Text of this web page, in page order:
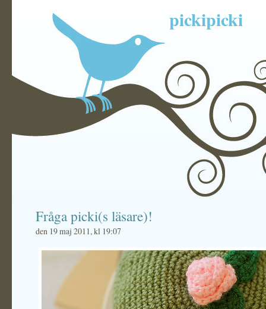
pickipicki
Fråga picki(s läsare)!
den 19 maj 2011, kl 19:07